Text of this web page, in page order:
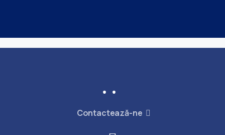
Contactează-ne